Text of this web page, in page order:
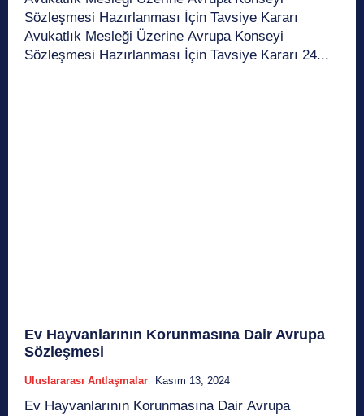
Sözleşmesi Hazırlanması İçin Tavsiye Kararı
Avukatlık Mesleği Üzerine Avrupa Konseyi
Sözleşmesi Hazırlanması İçin Tavsiye Kararı 24...
Ev Hayvanlarının Korunmasına Dair Avrupa
Sözleşmesi
Uluslararası Antlaşmalar Kasım 13, 2024
Ev Hayvanlarının Korunmasına Dair Avrupa